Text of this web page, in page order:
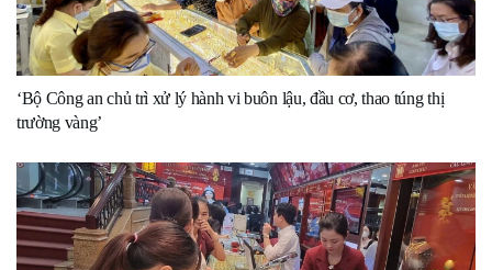
‘Bộ Công an chủ trì xử lý hành vi buôn lậu, đầu cơ, thao túng thị
trường vàng’